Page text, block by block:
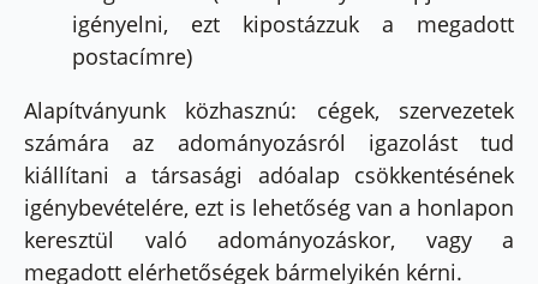
igényelni, ezt kipostázzuk a megadott
postacímre)
Alapítványunk közhasznú: cégek, szervezetek
számára az adományozásról igazolást tud
kiállítani a társasági adóalap csökkentésének
igénybevételére, ezt is lehetőség van a honlapon
keresztül való adományozáskor, vagy a
megadott elérhetőségek bármelyikén kérni.